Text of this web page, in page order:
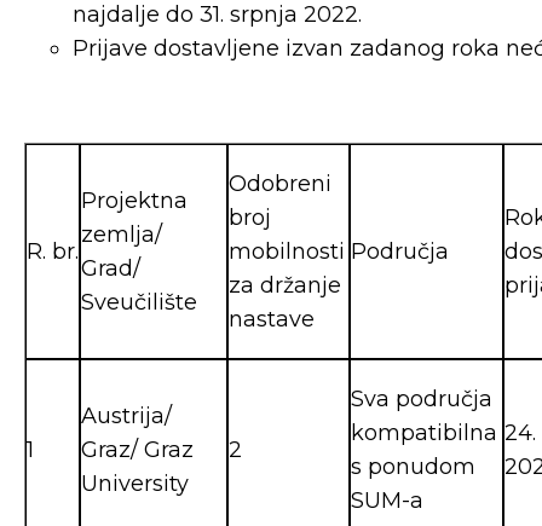
najdalje do 31. srpnja 2022.
Prijave dostavljene izvan zadanog roka
R. br.
Projektna
zemlja/
Grad/
Sveučilište
Odobreni
broj
mobilnosti
za držanje
nastave
Područja
1
Austrija/
Graz/ Graz
University
2
Sva područja
kompatibilna
s ponudom
SUM-a